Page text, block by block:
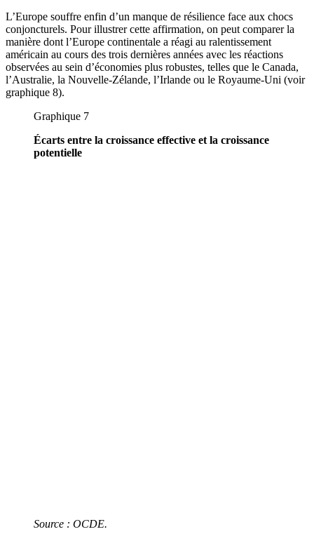
L’Europe souffre enfin d’un manque de résilience face aux chocs
conjoncturels. Pour illustrer cette affirmation, on peut comparer la
manière dont l’Europe continentale a réagi au ralentissement
américain au cours des trois dernières années avec les réactions
observées au sein d’économies plus robustes, telles que le Canada,
l’Australie, la Nouvelle-Zélande, l’Irlande ou le Royaume-Uni (voir
graphique 8).
Graphique 7
Écarts entre la croissance effective et la croissance
potentielle
Source : OCDE.